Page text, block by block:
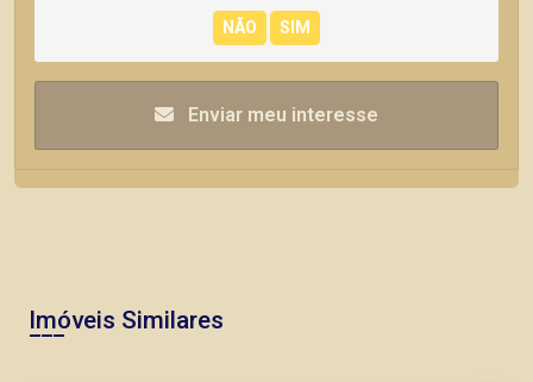
Enviar meu interesse
Imóveis Similares